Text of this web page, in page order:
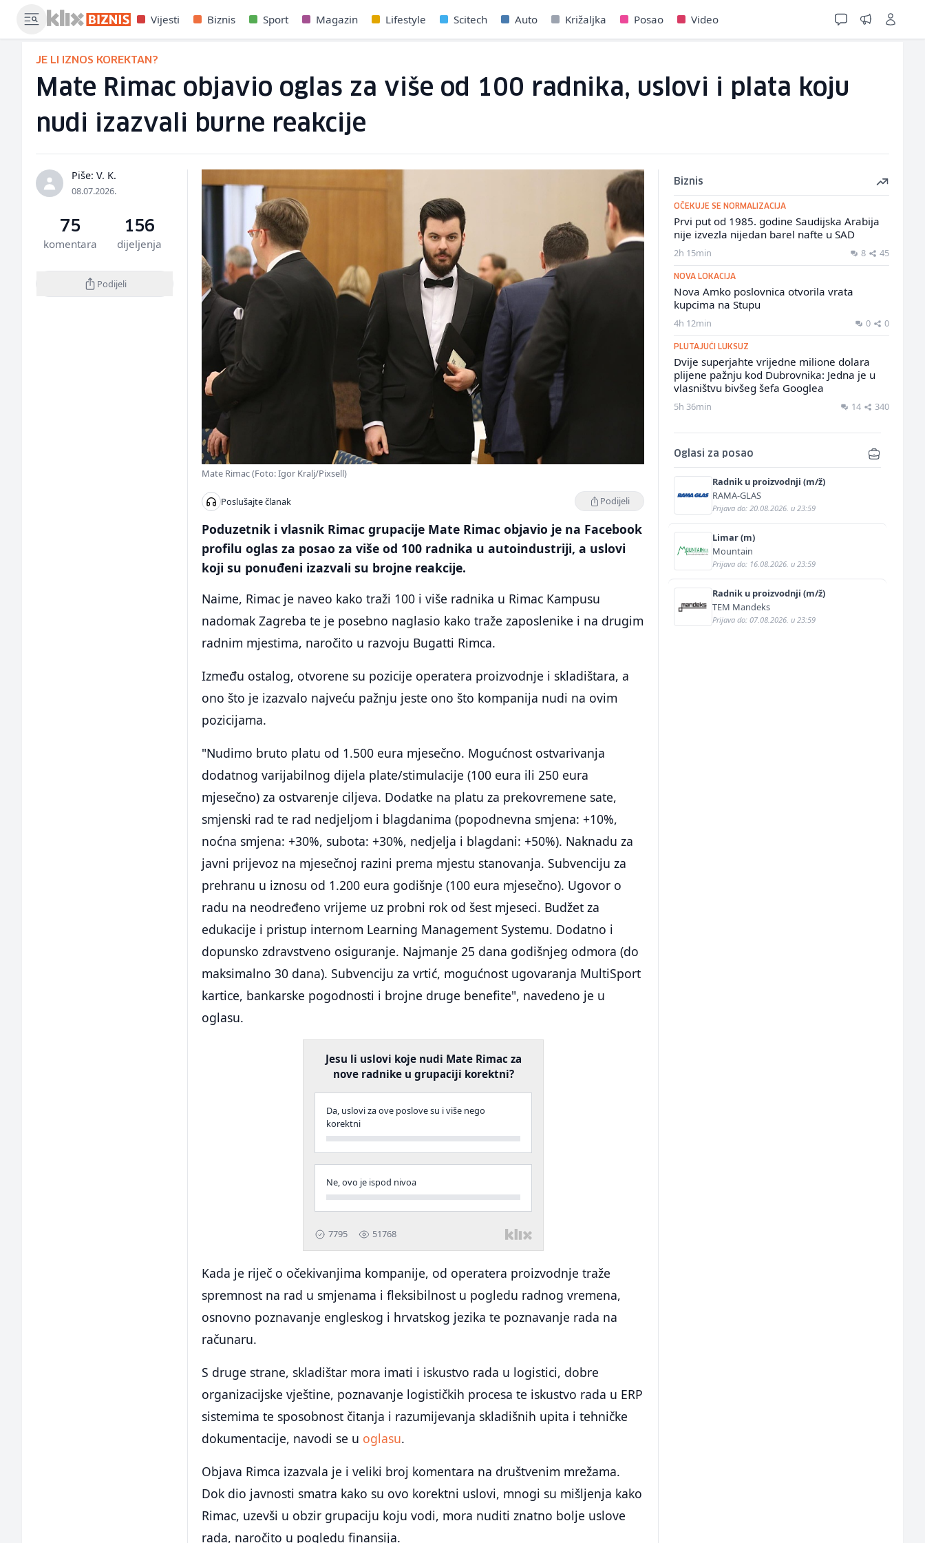
Vijesti Biznis Sport Magazin Lifestyle Scitech Auto Križaljka Posao Video
JE LI IZNOS KOREKTAN?
Mate Rimac objavio oglas za više od 100 radnika, uslovi i plata koju
nudi izazvali burne reakcije
Piše: V. K.
08.07.2026.
75
komentara
156
dijeljenja
Podijeli
Mate Rimac (Foto: Igor Kralj/Pixsell)
Poslušajte članak Podijeli
Poduzetnik i vlasnik Rimac grupacije Mate Rimac objavio je na Facebook
profilu oglas za posao za više od 100 radnika u autoindustriji, a uslovi
koji su ponuđeni izazvali su brojne reakcije.
Naime, Rimac je naveo kako traži 100 i više radnika u Rimac Kampusu
nadomak Zagreba te je posebno naglasio kako traže zaposlenike i na drugim
radnim mjestima, naročito u razvoju Bugatti Rimca.
Između ostalog, otvorene su pozicije operatera proizvodnje i skladištara, a
ono što je izazvalo najveću pažnju jeste ono što kompanija nudi na ovim
pozicijama.
"Nudimo bruto platu od 1.500 eura mjesečno. Mogućnost ostvarivanja
dodatnog varijabilnog dijela plate/stimulacije (100 eura ili 250 eura
mjesečno) za ostvarenje ciljeva. Dodatke na platu za prekovremene sate,
smjenski rad te rad nedjeljom i blagdanima (popodnevna smjena: +10%,
noćna smjena: +30%, subota: +30%, nedjelja i blagdani: +50%). Naknadu za
javni prijevoz na mjesečnoj razini prema mjestu stanovanja. Subvenciju za
prehranu u iznosu od 1.200 eura godišnje (100 eura mjesečno). Ugovor o
radu na neodređeno vrijeme uz probni rok od šest mjeseci. Budžet za
edukacije i pristup internom Learning Management Systemu. Dodatno i
dopunsko zdravstveno osiguranje. Najmanje 25 dana godišnjeg odmora (do
maksimalno 30 dana). Subvenciju za vrtić, mogućnost ugovaranja MultiSport
kartice, bankarske pogodnosti i brojne druge benefite", navedeno je u
oglasu.
Kada je riječ o očekivanjima kompanije, od operatera proizvodnje traže
spremnost na rad u smjenama i fleksibilnost u pogledu radnog vremena,
osnovno poznavanje engleskog i hrvatskog jezika te poznavanje rada na
računaru.
S druge strane, skladištar mora imati i iskustvo rada u logistici, dobre
organizacijske vještine, poznavanje logističkih procesa te iskustvo rada u ERP
sistemima te sposobnost čitanja i razumijevanja skladišnih upita i tehničke
dokumentacije, navodi se u oglasu.
Objava Rimca izazvala je i veliki broj komentara na društvenim mrežama.
Dok dio javnosti smatra kako su ovo korektni uslovi, mnogi su mišljenja kako
Rimac, uzevši u obzir grupaciju koju vodi, mora nuditi znatno bolje uslove
rada, naročito u pogledu finansija.
Biznis
OČEKUJE SE NORMALIZACIJA
Prvi put od 1985. godine Saudijska Arabija
nije izvezla nijedan barel nafte u SAD
2h 15min 8 45
NOVA LOKACIJA
Nova Amko poslovnica otvorila vrata
kupcima na Stupu
4h 12min 0 0
PLUTAJUĆI LUKSUZ
Dvije superjahte vrijedne milione dolara
plijene pažnju kod Dubrovnika: Jedna je u
vlasništvu bivšeg šefa Googlea
5h 36min 14 340
Oglasi za posao
Radnik u proizvodnji (m/ž)
RAMA-GLAS
Prijava do: 20.08.2026. u 23:59
Limar (m)
Mountain
Prijava do: 16.08.2026. u 23:59
Radnik u proizvodnji (m/ž)
TEM Mandeks
Prijava do: 07.08.2026. u 23:59